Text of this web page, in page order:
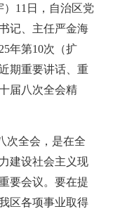
）11日，自治区党
记、主任严金海
年第10次（扩
期重要讲话、重
届八次全会精
次全会，是在全
建设社会主义现
要会议。要在提
区各项事业取得